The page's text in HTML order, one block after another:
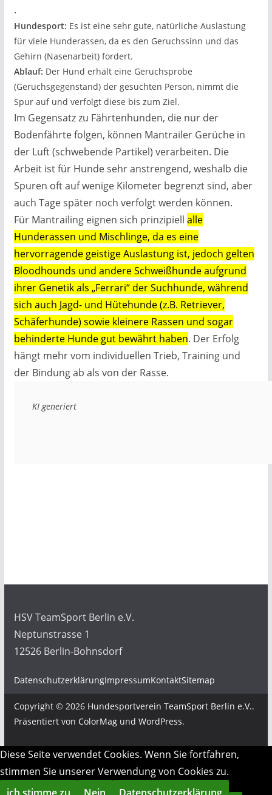
.
Hundesport: Es ist eine sehr gute, natürliche Auslastung
für viele Hunderassen, da es den Geruchssinn und das
Gehirn (Nasenarbeit) fordert.
Ablauf: Der Hund erhält eine Geruchsprobe
(Geruchsgegenstand) der gesuchten Person, nimmt die
Spur auf und verfolgt diese bis zum Ziel.
Im Gegensatz zu Fährtenhunden, die nur der
Bodenfährte folgen, können Mantrailer Gerüche in
der Luft (schwebende Partikel) verarbeiten. Die
Arbeit ist für Hunde sehr anstrengend, weshalb die
Spuren oft auf wenige Kilometer begrenzt sind, aber
auch Tage später noch verfolgt werden können.
Für Mantrailing eignen sich prinzipiell alle
Hunderassen und Mischlinge, da es eine
hervorragende geistige Auslastung ist, jedoch gelten
Bloodhounds und andere Schweißhunde aufgrund
ihrer Genetik als „Ferrari“ der Suchhunde, während
sich auch Jagd- und Hütehunde (z.B. Retriever,
Schäferhunde) sowie kleinere Rassen und sogar
behinderte Hunde gut bewährt haben. Der Erfolg
hängt mehr vom individuellen Trieb, Training und
der Bindung ab als von der Rasse.
KI generiert
HSV TeamSport Berlin e.V.
Neptunstrasse 1
12526 Berlin-Bohnsdorf
DatenschutzerklärungImpressumKontaktSitemap
Copyright © 2026 Hundesportverein TeamSport Berlin e.V..
Präsentiert von ColorMagund WordPress.
Diese Seite verwendet Cookies. Wenn Sie fortfahren,
stimmen Sie unserer Verwendung von Cookies zu.